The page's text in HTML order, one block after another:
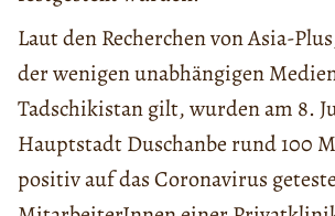
Laut den Recherchen von Asia-
der wenigen unabhängigen
Tadschikistan gilt, wurden am 8.
Hauptstadt Duschanbe rund 100
positiv auf das Coronavirus